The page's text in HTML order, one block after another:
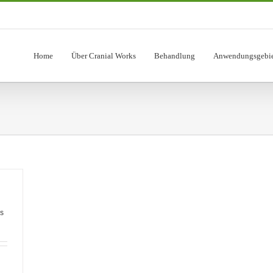
Home Über Cranial Works Behandlung